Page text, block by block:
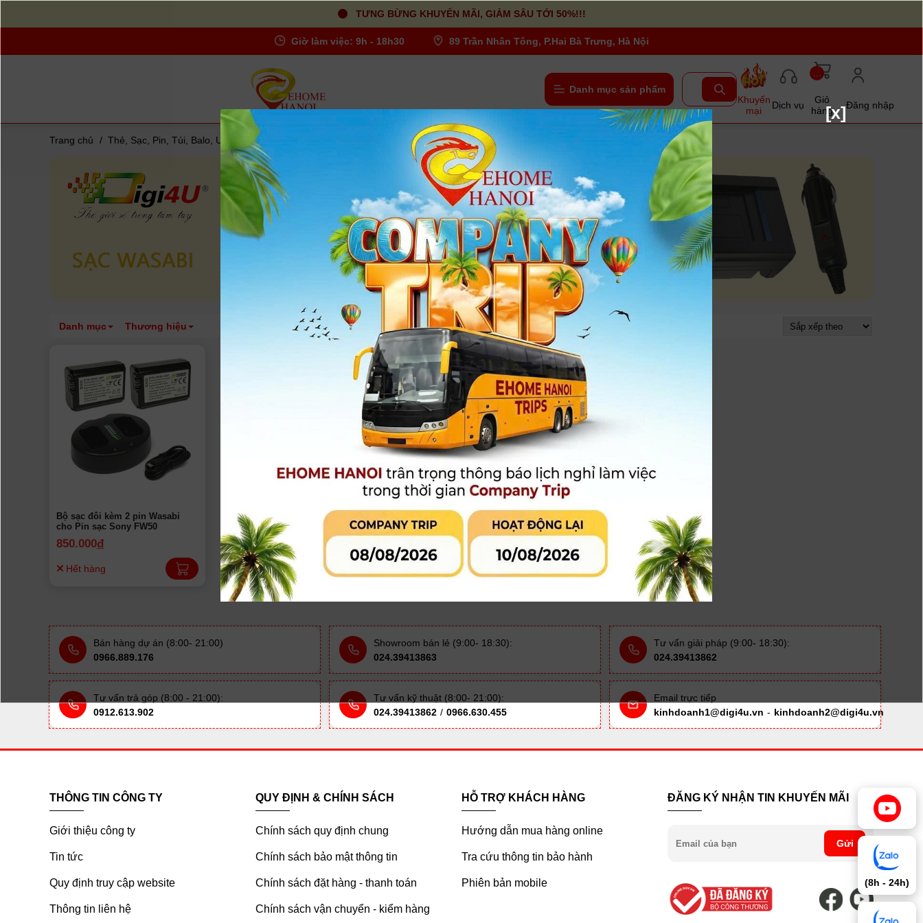
TƯNG BỪNG KHUYẾN MÃI, GIẢM SÂU TỚI 50%!!!
Giờ làm việc: 9h - 18h30 89 Trần Nhân Tông, P.Hai Bà Trưng, Hà Nội
Danh mục sản phẩm
Khuyến
mại
Dịch vụ
Giỏ
hàng
Đăng nhập
Trang chủ / Thẻ, Sạc, Pin, Túi, Balo, UV-Filters... Sạc Wasabi
Danh mục Thương hiệu
Bộ sạc đôi kèm 2 pin Wasabi
cho Pin sạc Sony FW50
850.000đ
Hết hàng
Bán hàng dự án (8:00- 21:00)
0966.889.176
Showroom bán lẻ (9:00- 18:30):
024.39413863
Tư vấn giải pháp (9:00- 18:30):
024.39413862
Tư vấn trả góp (8:00 - 21:00):
0912.613.902
Tư vấn kỹ thuật (8:00- 21:00):
024.39413862 / 0966.630.455
Email trực tiếp
kinhdoanh1@digi4u.vn - kinhdoanh2@digi4u.vn
THÔNG TIN CÔNG TY
Giới thiệu công ty
Tin tức
Quy định truy cập website
Thông tin liên hệ
QUY ĐỊNH & CHÍNH SÁCH
Chính sách quy định chung
Chính sách bảo mật thông tin
Chính sách đặt hàng - thanh toán
Chính sách vận chuyển - kiểm hàng
HỖ TRỢ KHÁCH HÀNG
Hướng dẫn mua hàng online
Tra cứu thông tin bảo hành
Phiên bản mobile
ĐĂNG KÝ NHẬN TIN KHUYẾN MÃI
Gửi
[x]
(8h - 24h)